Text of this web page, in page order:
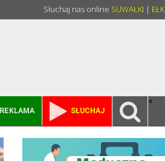
Słuchaj nas online SUWAŁKI | EŁK
<
REKLAMA SŁUCHAJ